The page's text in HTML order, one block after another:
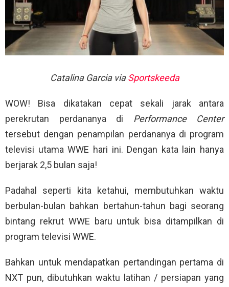
Catalina Garcia viaSportskeeda
WOW! Bisa dikatakan cepat sekali jarak antara
perekrutan perdananya di Performance Center
tersebut dengan penampilan perdananya di program
televisi utama WWE hari ini. Dengan kata lain hanya
berjarak 2,5 bulan saja!
Padahal seperti kita ketahui, membutuhkan waktu
berbulan-bulan bahkan bertahun-tahun bagi seorang
bintang rekrut WWE baru untuk bisa ditampilkan di
program televisi WWE.
Bahkan untuk mendapatkan pertandingan pertama di
NXT pun, dibutuhkan waktu latihan / persiapan yang